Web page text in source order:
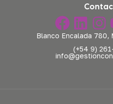
Blanco Encalada 780,
(+54 9)